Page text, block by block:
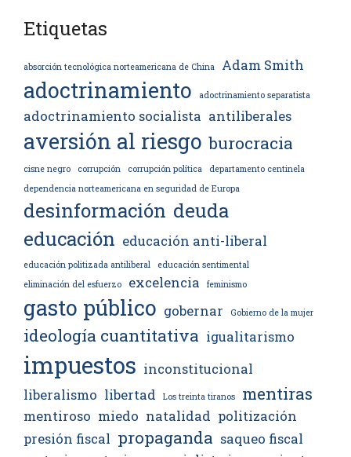
Etiquetas
absorción tecnológica norteamericana de China Adam Smith
adoctrinamiento adoctrinamiento separatista
adoctrinamiento socialista antiliberales
aversión al riesgo burocracia
cisne negro corrupción corrupción política
departamento centinela
dependencia norteamericana en seguridad de Europa
desinformación deuda
educación educación anti-liberal
educación politizada antiliberal
educación sentimental
eliminación del esfuerzo
excelencia feminismo
gasto público gobernar Gobierno de la mujer
ideología cuantitativa igualitarismo
impuestos inconstitucional
liberalismo libertad Los treinta tiranos mentiras
mentiroso miedo natalidad politización
presión fiscal propaganda saqueo fiscal